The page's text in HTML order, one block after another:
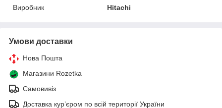
Виробник Hitachi
Умови доставки
Нова Пошта
Магазини Rozetka
Самовивіз
Доставка кур’єром по всій території України